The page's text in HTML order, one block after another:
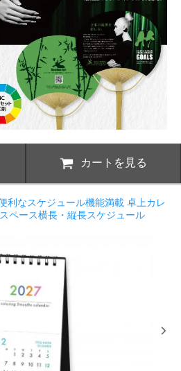
カートを見る
利なスケジュール機能満載 卓上カレ
ペース横長・縦長スケジュール